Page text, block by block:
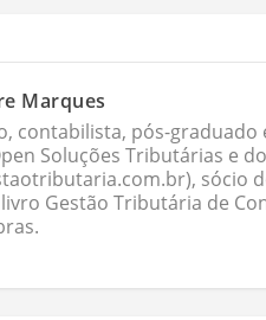
Marques
contabilista, pós-graduado
Soluções Tributárias e
sócio
Gestão Tributária de